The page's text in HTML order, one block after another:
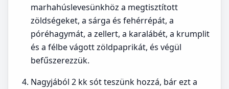
marhahúslevesünkhöz a megtisztított
zöldségeket, a sárga és fehérrépát, a
póréhagymát, a zellert, a karalábét, a krumplit
és a félbe vágott zöldpaprikát, és végül
befűszerezzük.
Nagyjából 2 kk sót teszünk hozzá, bár ezt a